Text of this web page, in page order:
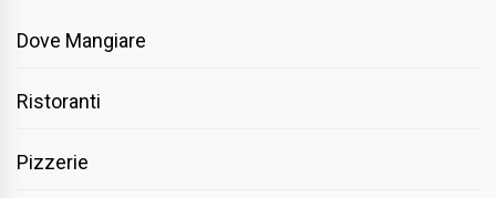
Dove Mangiare
Ristoranti
Pizzerie